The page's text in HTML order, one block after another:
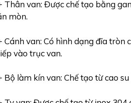
Thân van: Được chế tạo bằng
mòn.
Cánh van: Có hình dạng đĩa tròn
vào trục van.
Bộ làm kín van: Chế tạo từ cao